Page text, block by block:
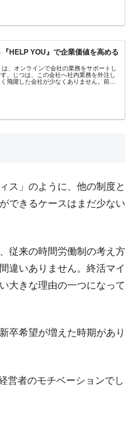
HELP YOU』で企業価値を高める
は、オンラインで会社の業務をサポートし
。じつは、この会社へ社内業務を外注し
飛躍した会社が少なくありません。前の
ス」のように、他の制度と
できるケースはまだ少ない
従来の時間労働制の考え方
違いありません。終活マイ
大きな理由の一つになって
卒希望が増えた時期があり
営者のモチベーションでし